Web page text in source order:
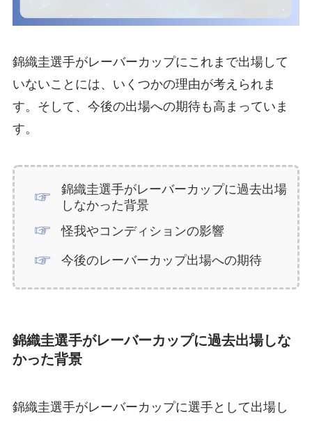
錦織圭選手がレーバーカップにこれまで出場して
いないことには、いくつかの理由が考えられま
す。そして、今後の出場への期待も高まっていま
す。
錦織圭選手がレーバーカップに過去出場
しなかった背景
怪我やコンディションの影響
今後のレーバーカップ出場への期待
錦織圭選手がレーバーカップに過去出場しな
かった背景
錦織圭選手がレーバーカップに選手として出場し